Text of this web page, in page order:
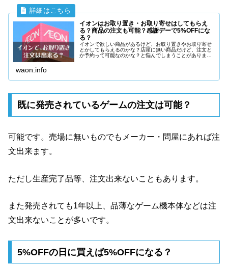
イオンはお取り置き・お取り寄せはしてもらえ
る？商品の注文も可能？感謝デーで5%OFFにな
る？
イオンで欲しい商品があるけど、お取り置きやお取り寄せ
とかしてもらえるのかな？店頭に無い商品だけど、注文と
か予約って可能なのかな？と悩んでしまうことがありませ
waon.info
既に発売されているゲームの注文は可能？
可能です。売場に無いものでもメーカー・問屋にあれば注
文出来ます。
ただし生産完了品等、注文出来ないこともあります。
また発売されても1年以上、品薄なゲーム機本体などは注
文出来ないことが多いです。
5%OFFの日に買えば5%OFFになる？